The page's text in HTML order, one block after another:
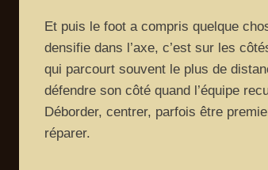
Et puis le foot a compris quelque
densifie dans l’axe, c’est sur les
qui parcourt souvent le plus de
défendre son côté quand l’équipe
Déborder, centrer, parfois être
réparer.